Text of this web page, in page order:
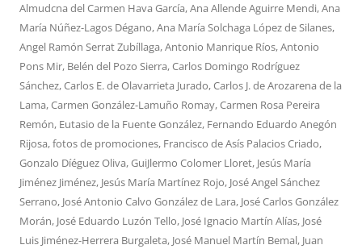
Almudcna del Carmen Hava García,Ana Allende Aguirre Mendi,Ana
María Núñez-Lagos Dégano,Ana María Solchaga López de Silanes,
Angel Ramón Serrat Zubíllaga,Antonio Manrique Ríos,Antonio
Pons Mir, Belén del Pozo Sierra,Carlos Domingo Rodríguez
Sánchez,Carlos E. de Olavarrieta Jurado,Carlos J. de Arozarena de la
Lama,Carmen González-Lamuño Romay,Carmen Rosa Pereira
Remón, Eutasio de la Fuente González, Fernando Eduardo Anegón
Rijosa,fotos de promociones, Francisco de Asís Palacios Criado,
Gonzalo Díéguez Oliva,GuiJlermo Colomer Lloret, Jesús María
Jiménez Jiménez, Jesús María Martínez Rojo, José Angel Sánchez
Serrano, José Antonio Calvo González de Lara, José Carlos González
Morán, José Eduardo Luzón Tello, José Ignacio Martín Alías, José
Luis Jiménez-Herrera Burgaleta, José Manuel Martín Bemal, Juan